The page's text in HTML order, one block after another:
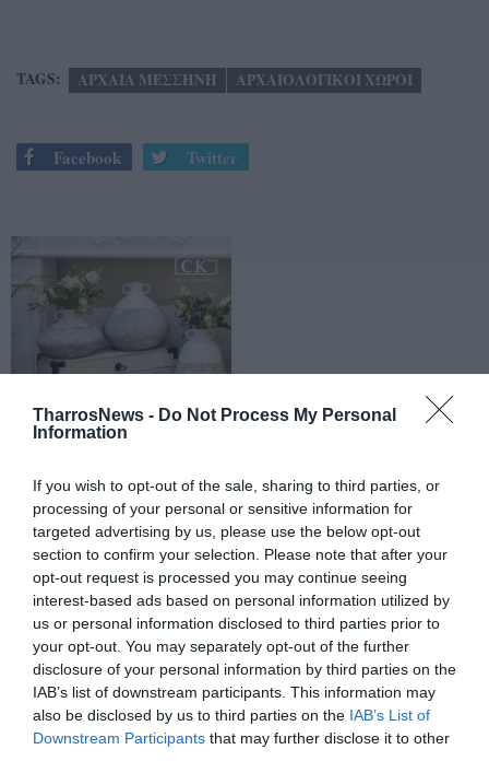
TharrosNews - Do Not Process My Personal
Information
If you wish to opt-out of the sale, sharing to third parties, or
processing of your personal or sensitive information for
targeted advertising by us, please use the below opt-out
section to confirm your selection. Please note that after your
opt-out request is processed you may continue seeing
interest-based ads based on personal information utilized by
us or personal information disclosed to third parties prior to
your opt-out. You may separately opt-out of the further
disclosure of your personal information by third parties on the
IAB’s list of downstream participants. This information may
also be disclosed by us to third parties on the IAB’s List of
Downstream Participants that may further disclose it to other
TAGS: ΑΡΧΑΙΑ ΜΕΣΣΗΝΗ ΑΡΧΑΙΟΛΟΓΙΚΟΙ ΧΩΡΟΙ
Facebook Twitter